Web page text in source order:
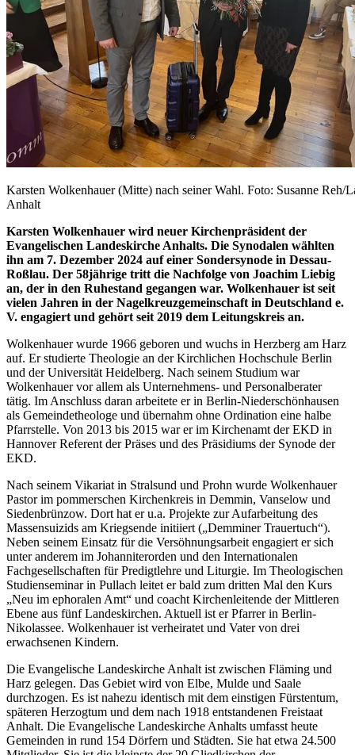
Karsten Wolkenhauer (Mitte) nach seiner Wahl. Foto: Susanne Reh/
Anhalt
Karsten Wolkenhauer wird neuer Kirchenpräsident der
Evangelischen Landeskirche Anhalts. Die Synodalen wählten
ihn am 7. Dezember 2024 auf einer Sondersynode in Dessau-
Roßlau. Der 58jährige tritt die Nachfolge von Joachim Liebig
an, der in den Ruhestand gegangen war. Wolkenhauer ist seit
vielen Jahren in der Nagelkreuzgemeinschaft in Deutschland e.
V. engagiert und gehört seit 2019 dem Leitungskreis an.
Wolkenhauer wurde 1966 geboren und wuchs in Herzberg am Harz
auf. Er studierte Theologie an der Kirchlichen Hochschule Berlin
und der Universität Heidelberg. Nach seinem Studium war
Wolkenhauer vor allem als Unternehmens- und Personalberater
tätig. Im Anschluss daran arbeitete er in Berlin-Niederschönhausen
als Gemeindetheologe und übernahm ohne Ordination eine halbe
Pfarrstelle. Von 2013 bis 2015 war er im Kirchenamt der EKD in
Hannover Referent der Präses und des Präsidiums der Synode der
EKD.
Nach seinem Vikariat in Stralsund und Prohn wurde Wolkenhauer
Pastor im pommerschen Kirchenkreis in Demmin, Vanselow und
Siedenbrünzow. Dort hat er u.a. Projekte zur Aufarbeitung des
Massensuizids am Kriegsende initiiert („Demminer Trauertuch“).
Neben seinem Einsatz für die Versöhnungsarbeit engagiert er sich
unter anderem im Johanniterorden und den Internationalen
Fachgesellschaften für Predigtlehre und Liturgie. Im Theologischen
Studienseminar in Pullach leitet er bald zum dritten Mal den Kurs
„Neu im ephoralen Amt“ und coacht Kirchenleitende der Mittleren
Ebene aus fünf Landeskirchen. Aktuell ist er Pfarrer in Berlin-
Nikolassee. Wolkenhauer ist verheiratet und Vater von drei
erwachsenen Kindern.
Die Evangelische Landeskirche Anhalt ist zwischen Fläming und
Harz gelegen. Das Gebiet wird von Elbe, Mulde und Saale
durchzogen. Es ist nahezu identisch mit dem einstigen Fürstentum,
späteren Herzogtum und dem nach 1918 entstandenen Freistaat
Anhalt. Die Evangelische Landeskirche Anhalts umfasst heute
Gemeinden in rund 154 Dörfern und Städten. Sie hat etwa 24.500